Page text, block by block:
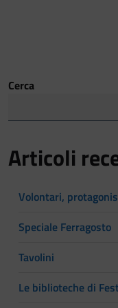
Cerca
Articoli
Volontari,
Speciale Ferragosto
Tavolini
Le biblioteche di